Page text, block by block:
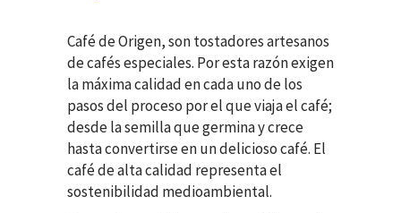
Café de Origen, son tostadores artesanos
de cafés especiales. Por esta razón exigen
la máxima calidad en cada uno de los
pasos del proceso por el que viaja el café;
desde la semilla que germina y crece
hasta convertirse en un delicioso café. El
café de alta calidad representa el
sostenibilidad medioambiental.